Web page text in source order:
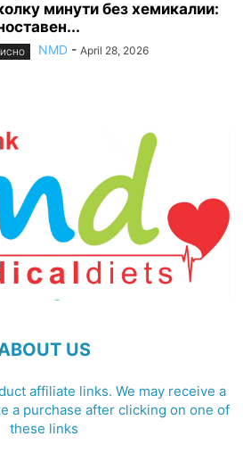
минути без хемикалии:
NMD - April 28, 2026
US
affiliate links. We may receive a
a purchase after clicking on one of
these links